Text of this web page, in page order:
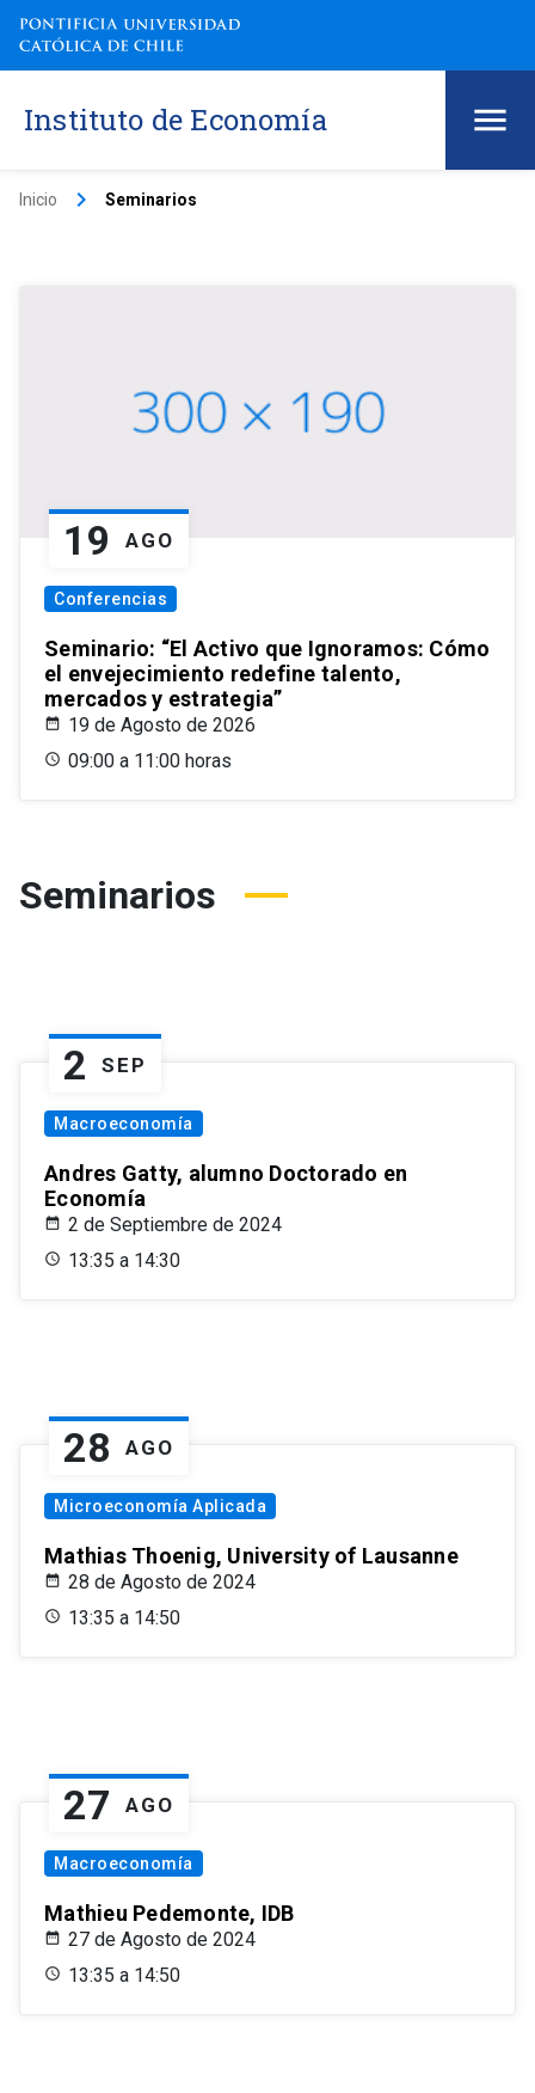
Instituto de Economía
Inicio keyboard_arrow_right Seminarios
19 AGO
Conferencias
Seminario: “El Activo que Ignoramos: Cómo
el envejecimiento redefine talento,
mercados y estrategia”
19 de Agosto de 2026
09:00 a 11:00 horas
Seminarios
2 SEP
Macroeconomía
Andres Gatty, alumno Doctorado en
Economía
2 de Septiembre de 2024
13:35 a 14:30
28 AGO
Microeconomía Aplicada
Mathias Thoenig, University of Lausanne
28 de Agosto de 2024
13:35 a 14:50
27 AGO
Macroeconomía
Mathieu Pedemonte, IDB
27 de Agosto de 2024
13:35 a 14:50